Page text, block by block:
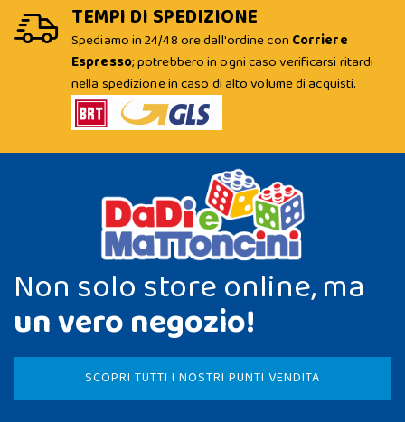
TEMPI DI SPEDIZIONE
Spediamo in 24/48 ore dall'ordine con Corriere
Espresso; potrebbero in ogni caso verificarsi ritardi
nella spedizione in caso di alto volume di acquisti.
Non solo store online, ma
un vero negozio!
SCOPRI TUTTI I NOSTRI PUNTI VENDITA